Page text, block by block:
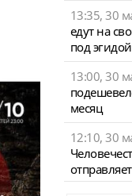
13:35, 30
едут на
под
13:00, 30
месяц
12:10, 30